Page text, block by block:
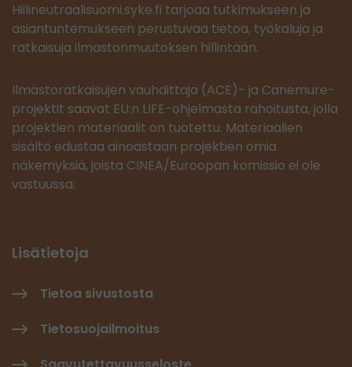
Hiilineutraalisuomi.syke.fi tarjoaa tutkimukseen ja
asiantuntemukseen perustuvaa tietoa, työkaluja ja
ratkaisuja ilmastonmuutoksen hillintään.
Ilmastoratkaisujen vauhdittaja (ACE)- ja Canemure-
projektit saavat EU:n LIFE-ohjelmasta rahoitusta, jolla
projektien materiaalit on tuotettu. Materiaalien
sisältö edustaa ainoastaan projektien omia
näkemyksiä, joista CINEA/Euroopan komissio ei ole
vastuussa.
Lisätietoja
Tietoa sivustosta
Tietosuojailmoitus